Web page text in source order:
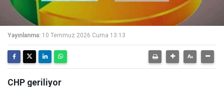
Yayınlanma: 10 Temmuz 2026 Cuma 13:13
CHP geriliyor